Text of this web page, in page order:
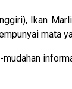
Ikan
mata